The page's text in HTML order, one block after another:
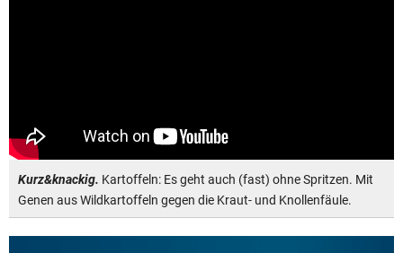
Kurz&knackig. Kartoffeln: Es geht auch (fast) ohne Spritzen. Mit
Genen aus Wildkartoffeln gegen die Kraut- und Knollenfäule.